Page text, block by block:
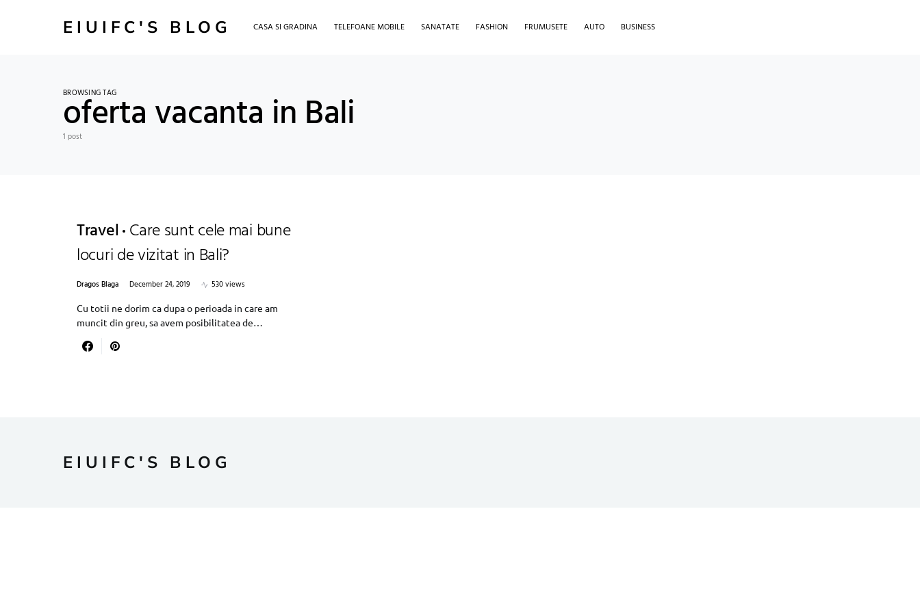
EIUIFC'S BLOG CASA SI GRADINA TELEFOANE MOBILE SANATATE FASHION FRUMUSETE AUTO BUSINESS
BROWSING TAG
oferta vacanta in Bali
1 post
Travel Care sunt cele mai bune
locuri de vizitat in Bali?
Dragos Blaga December 24, 2019
530 views
Cu totii ne dorim ca dupa o perioada in care am
muncit din greu, sa avem posibilitatea de…
EIUIFC'S BLOG